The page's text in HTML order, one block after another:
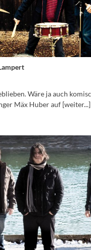
Wäre ja auch
Mäx Huber auf [weiter...]